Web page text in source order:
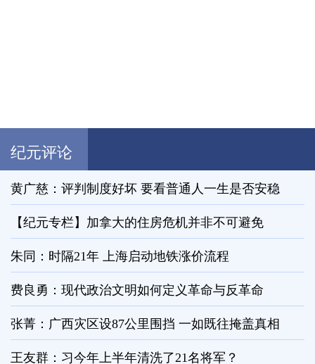
纪元评论
黄广慈：评判制度好坏 要看普通人一生是否安稳
【纪元专栏】加拿大的住房危机并非不可避免
朱同：时隔21年 上海启动地铁涨价流程
费良勇：现代政治文明如何定义革命与反革命
张菁：广西灾区设87公里围挡 一如既往掩盖真相
王友群：习今年上半年清洗了21名将军？